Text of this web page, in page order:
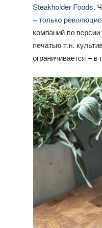
Steakholder Foods.
– только
компаний по
печатью т.н.
ограничивается –